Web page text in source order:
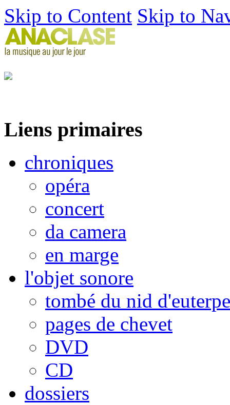
Skip to Content Skip to
Liens primaires
chroniques
opéra
concert
da camera
en marge
l'objet sonore
tombé du nid d'euterpe
pages de chevet
DVD
CD
dossiers